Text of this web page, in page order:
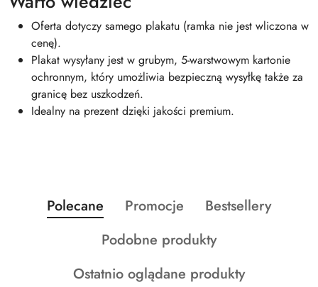
Oferta dotyczy samego plakatu (ramka nie jest wliczona w
cenę).
Plakat wysyłany jest w grubym, 5-warstwowym kartonie
ochronnym, który umożliwia bezpieczną wysyłkę także za
granicę bez uszkodzeń.
Idealny na prezent dzięki jakości premium.
Pomiń karuzelę produktów
Produkty
o
Polecane
Produkty
statusie:
Promocje
Produkty
statusie:
Bestsellery
Produkty
statusie:
Podobne produkty
Produkty
Ostatnio oglądane produkty